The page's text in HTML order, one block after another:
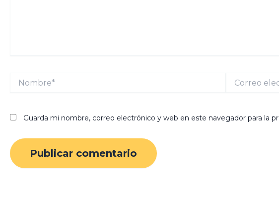
Nombre*
electrónico*
Guarda mi nombre, correo electrónico y web en este navegador para la